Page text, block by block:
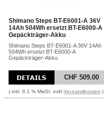
Shimano Steps BT-E6001-A 36V
14Ah 504Wh ersetzt BT-E6000-A
Gepäckträger-Akku
Shimano Steps BT-E6001-A 36V 14Ah
504Wh ersetzt BT-E6000-A
Gepäckträger-Akku
CHF 509.00
( inkl. 8.1 % MwSt. exkl. Versandkosten )